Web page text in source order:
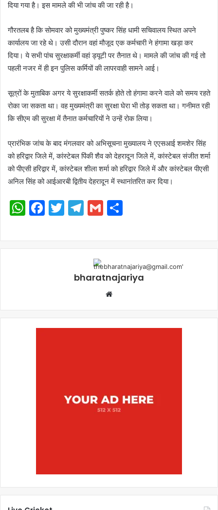
दिया गया है। इस मामले की भी जांच की जा रही है।
गौरतलब है कि सोमवार को मुख्यमंत्री पुष्कर सिंह धामी सचिवालय स्थित अपने
कार्यालय जा रहे थे। उसी दौरान वहां मौजूद एक कर्मचारी ने हंगामा खड़ा कर
दिया। ये सभी पांच सुरक्षाकर्मी वहां ड्यूटी पर तैनात थे। मामले की जांच की गई तो
पहली नजर में ही इन पुलिस कर्मियों की लापरवाही सामने आई।
सूत्रों के मुताबिक अगर ये सुरक्षाकर्मी सतर्क होते तो हंगामा करने वाले को समय रहते
रोका जा सकता था। वह मुख्यमंत्री का सुरक्षा घेरा भी तोड़ सकता था। गनीमत रही
कि सीएम की सुरक्षा में तैनात कर्मचारियों ने उन्हें रोक लिया।
प्रारंभिक जांच के बाद मंगलवार को अभिसूचना मुख्यालय ने एएसआई शमशेर सिंह
को हरिद्वार जिले में, कांस्टेबल पिंकी शैव को देहरादून जिले में, कांस्टेबल संजीत शर्मा
को पीएसी हरिद्वार में, कांस्टेबल शीला शर्मा को हरिद्वार जिले में और कांस्टेबल पीएसी
अनिल सिंह को आईआरबी द्वितीय देहरादून में स्थानांतरित कर दिया।
WhatsApp
Facebook
Twitter
Telegram
Gmail
bharatnajariya